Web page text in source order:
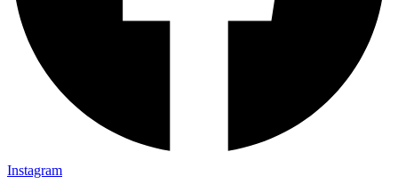
Instagram